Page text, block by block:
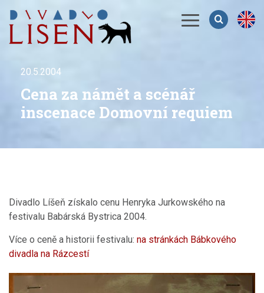
Menu
20.5.2004
Cena za námět a scénář
inscenace Domovní requiem
Divadlo Líšeň získalo cenu Henryka Jurkowského na
festivalu Babárská Bystrica 2004.
Více o ceně a historii festivalu: na stránkách Bábkového
divadla na Rázcestí